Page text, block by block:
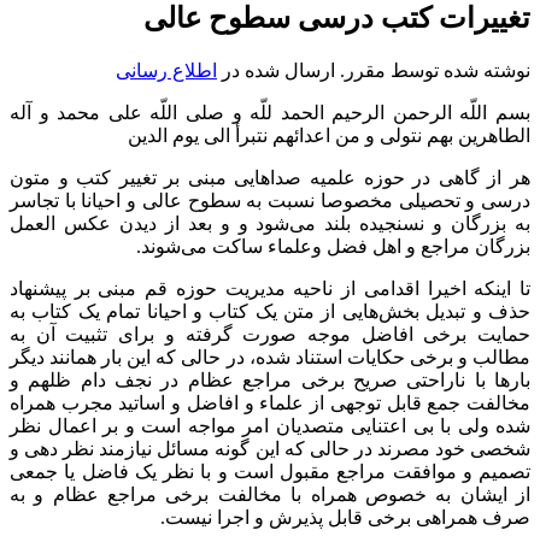
تغییرات کتب درسی سطوح عالی
نوشته شده توسط مقرر. ارسال شده در اطلاع رسانی
بسم اللّه الرحمن الرحیم الحمد للّه و صلی اللّه علی محمد و آله
الطاهرین بهم نتولی و من اعدائهم نتبرأ الی یوم الدین
هر از گاهی در حوزه علمیه صداهایی مبنی بر تغییر کتب و متون
درسی و تحصیلی مخصوصا نسبت به سطوح عالی و احیانا با تجاسر
به بزرگان و نسنجیده بلند می‌شود و و بعد از دیدن عکس العمل
بزرگان مراجع و اهل فضل وعلماء ساکت می‌شوند.
تا اینکه اخیرا اقدامی از ناحیه مدیریت حوزه قم مبنی بر پیشنهاد
حذف و تبدیل بخش‌هایی از متن یک کتاب و احیانا تمام یک کتاب به
حمایت برخی افاضل موجه صورت گرفته و برای تثبیت آن به
مطالب و برخی حکایات استناد شده، در حالی که این بار همانند دیگر
بارها با ناراحتی صریح برخی مراجع عظام در نجف دام ظلهم و
مخالفت جمع قابل توجهی از علماء و افاضل و اساتید مجرب همراه
شده ولی با بی اعتنایی متصدیان امر مواجه است و بر اعمال نظر
شخصی خود مصرند در حالی که این گونه مسائل نیازمند نظر دهی و
تصمیم و موافقت مراجع مقبول است و با نظر یک فاضل یا جمعی
از ایشان به خصوص همراه با مخالفت برخی مراجع عظام و به
صرف همراهی برخی قابل پذیرش و اجرا نیست.